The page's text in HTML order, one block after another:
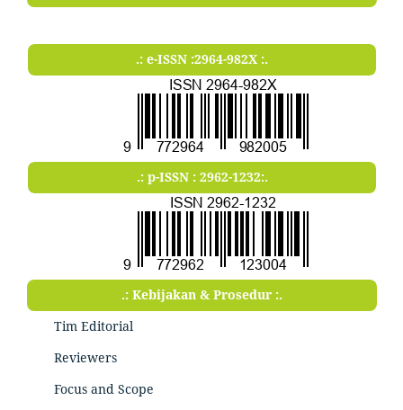
.: e-ISSN :2964-982X :.
.: p-ISSN : 2962-1232:.
.: Kebijakan & Prosedur :.
Tim Editorial
Reviewers
Focus and Scope